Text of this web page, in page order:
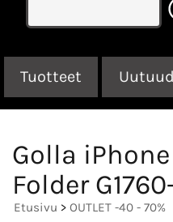
Tuotteet
Golla
Folder
Etusivu > OUTLET -40 - 70%